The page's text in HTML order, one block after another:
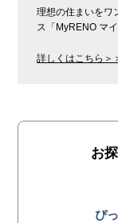
理想の住まいをワ
ス「MyRENO マイ
詳しくはこちら＞
お
ぴ